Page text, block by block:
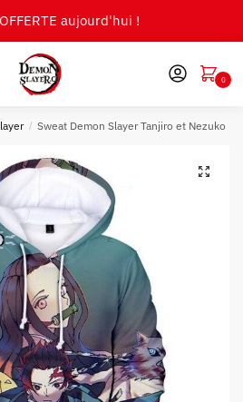
aujourd'hui !
0
/ Sweat Demon Slayer Tanjiro et Nezuko
🔍